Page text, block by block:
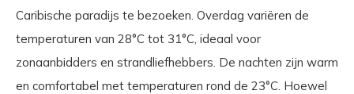
Caribische paradijs te bezoeken. Overdag variëren de
temperaturen van 28°C tot 31°C, ideaal voor
zonaanbidders en strandliefhebbers. De nachten zijn warm
en comfortabel met temperaturen rond de 23°C. Hoewel